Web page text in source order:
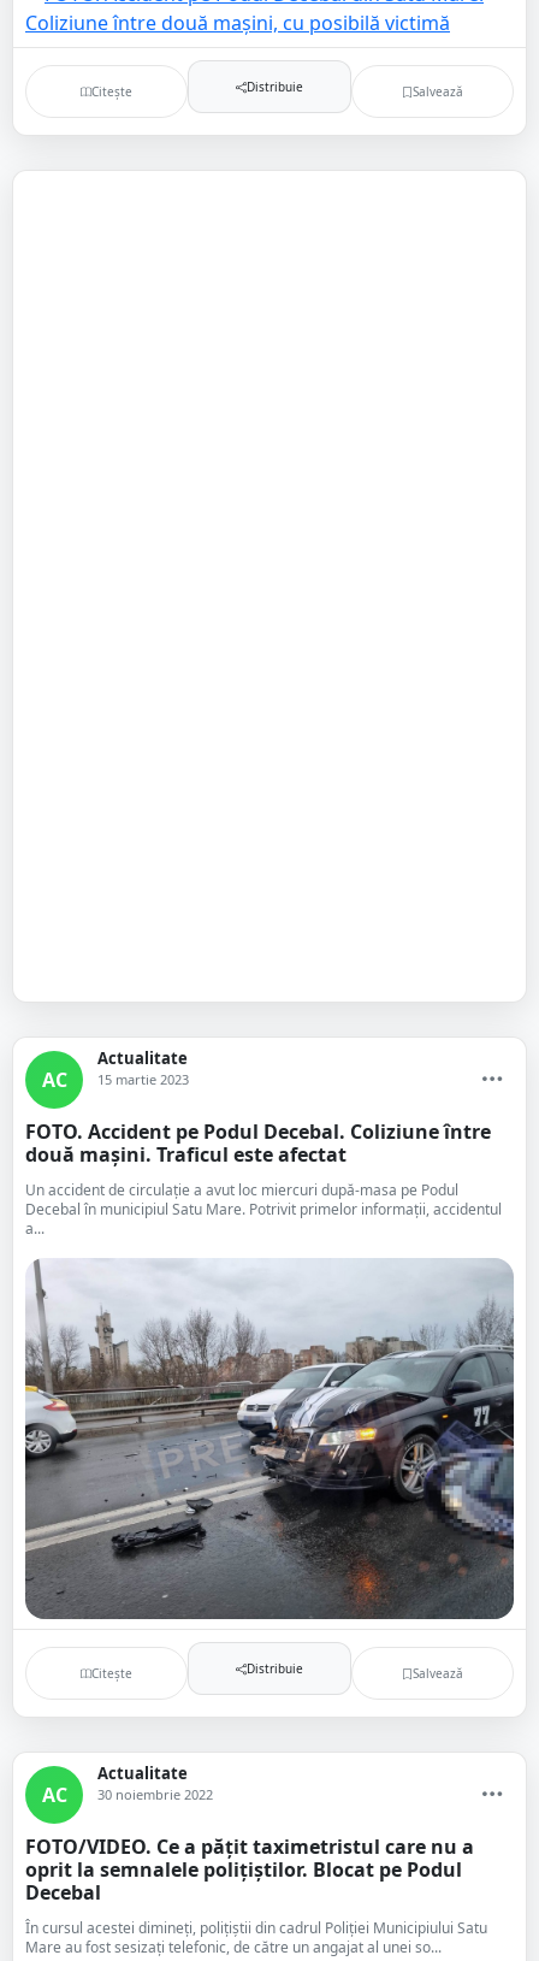
Citește Distribuie Salvează
AC
Actualitate
15 martie 2023
FOTO. Accident pe Podul Decebal. Coliziune între
două mașini. Traficul este afectat
Un accident de circulație a avut loc miercuri după-masa pe Podul
Decebal în municipiul Satu Mare. Potrivit primelor informații, accidentul
a...
Citește Distribuie Salvează
AC
Actualitate
30 noiembrie 2022
FOTO/VIDEO. Ce a pățit taximetristul care nu a
oprit la semnalele polițiștilor. Blocat pe Podul
Decebal
În cursul acestei dimineți, polițiștii din cadrul Poliției Municipiului Satu
Mare au fost sesizați telefonic, de către un angajat al unei so...